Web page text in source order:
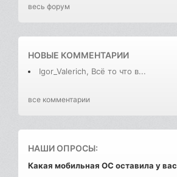
весь форум
НОВЫЕ КОММЕНТАРИИ
Igor_Valerich, Всё то что в...
все комментарии
НАШИ ОПРОСЫ:
Какая мобильная ОС оставила у вас